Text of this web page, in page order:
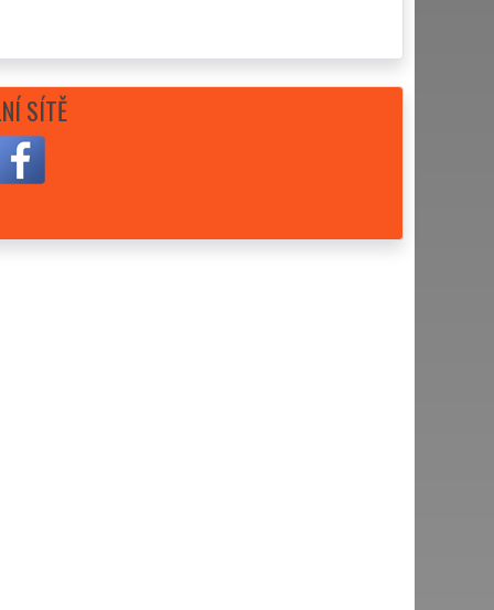
SÍTĚ